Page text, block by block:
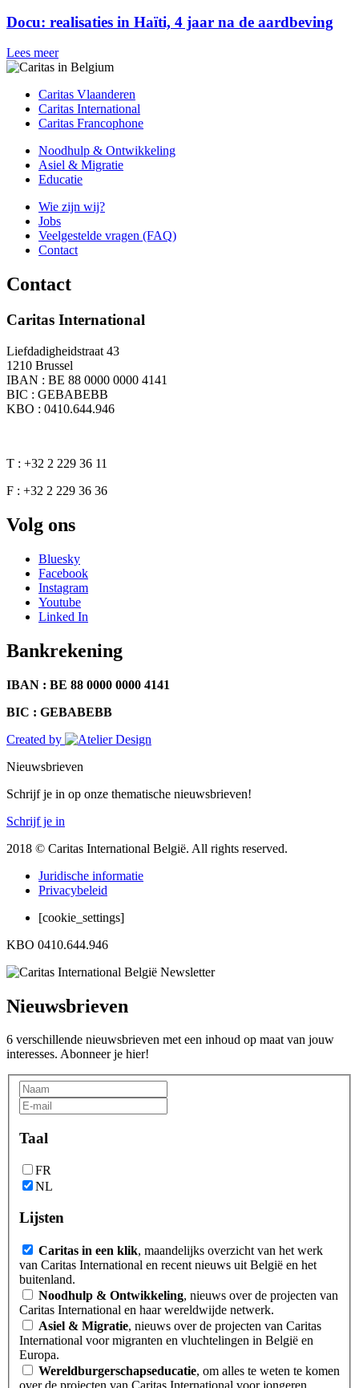
Docu: realisaties in Haïti, 4 jaar na de aardbeving
Lees meer
Caritas Vlaanderen
Caritas International
Caritas Francophone
Noodhulp & Ontwikkeling
Asiel & Migratie
Educatie
Wie zijn wij?
Jobs
Veelgestelde vragen (FAQ)
Contact
Contact
Caritas International
Liefdadigheidstraat 43
1210 Brussel
IBAN : BE 88 0000 0000 4141
BIC : GEBABEBB
KBO : 0410.644.946
T : +32 2 229 36 11
F : +32 2 229 36 36
Volg ons
Bluesky
Facebook
Instagram
Youtube
Linked In
Bankrekening
IBAN : BE 88 0000 0000 4141
BIC : GEBABEBB
Created by
Nieuwsbrieven
Schrijf je in op onze thematische nieuwsbrieven!
Schrijf je in
2018 © Caritas International België. All rights reserved.
Juridische informatie
Privacybeleid
[cookie_settings]
KBO 0410.644.946
Nieuwsbrieven
6 verschillende nieuwsbrieven met een inhoud op maat van jouw
interesses. Abonneer je hier!
Taal
FR
NL
Lijsten
Caritas in een klik, maandelijks overzicht van het werk
van Caritas International en recent nieuws uit België en het
buitenland.
Noodhulp & Ontwikkeling, nieuws over de projecten van
Caritas International en haar wereldwijde netwerk.
Asiel & Migratie, nieuws over de projecten van Caritas
International voor migranten en vluchtelingen in België en
Europa.
Wereldburgerschapseducatie, om alles te weten te komen
over de projecten van Caritas International voor jongeren,